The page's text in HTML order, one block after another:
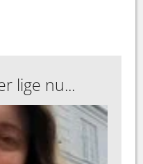
lige nu...